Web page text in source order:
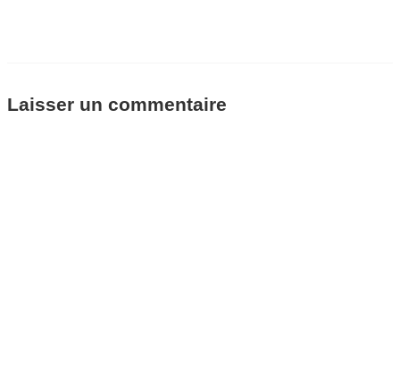
Laisser un commentaire